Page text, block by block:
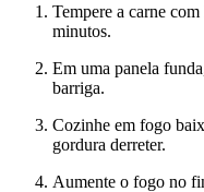
Tempere a carne
minutos.
Em uma panela
barriga.
Cozinhe em fogo
gordura derreter.
Aumente o fogo no